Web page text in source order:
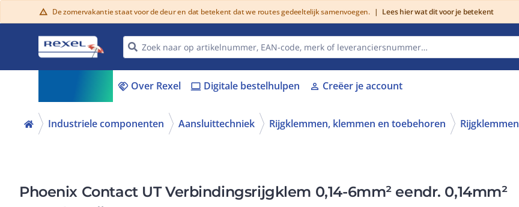
warning De zomervakantie staat voor de deur en dat betekent dat we routes gedeeltelijk samenvoegen. | Lees hier wat dit voor je betekent
handshake Over Rexel laptop Digitale bestelhulpen person Creëer je account
Industriele componenten Aansluittechniek Rijgklemmen, klemmen en toebehoren Rijgklemmen
Phoenix Contact UT Verbindingsrijgklem 0,14-6mm² eendr. 0,14mm²